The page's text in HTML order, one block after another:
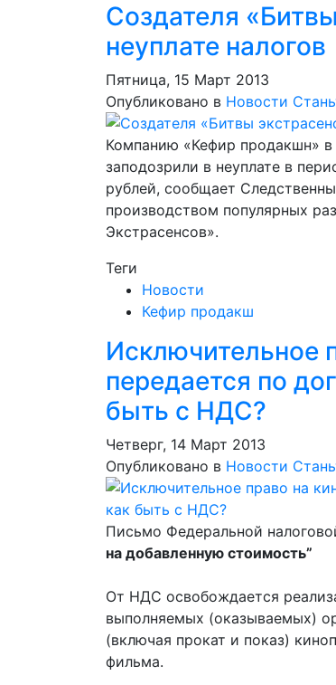
Создателя
неуплате налогов
Пятница, 15 Март 2013
Опубликовано в Новости
Компанию «Кефир продакшн» в
заподозрили в неуплате в
рублей, сообщает
производством популярных
Экстрасенсов».
Теги
Новости
Кефир продакш
Исключительное
передается по
быть с НДС?
Четверг, 14 Март 2013
Опубликовано в Новости
Письмо Федеральной
на добавленную стоимость”
От НДС освобождается
выполняемых (оказываемых)
(включая прокат и показ)
фильма.